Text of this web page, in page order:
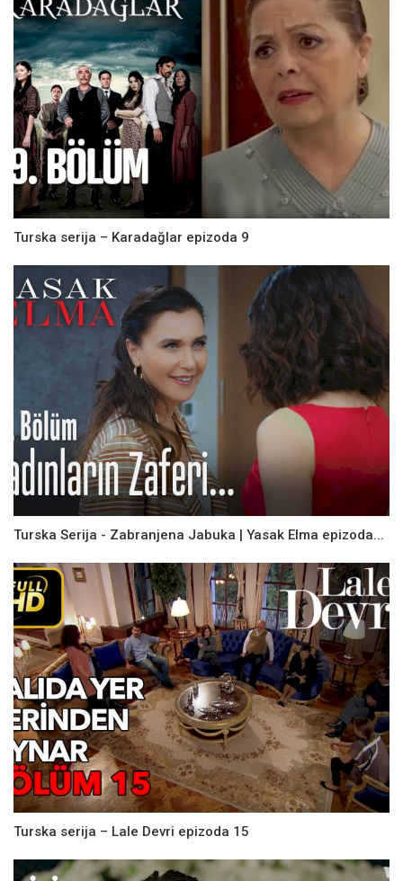
Turska serija – Karadağlar epizoda 9
Turska Serija - Zabranjena Jabuka | Yasak Elma epizoda...
Turska serija – Lale Devri epizoda 15